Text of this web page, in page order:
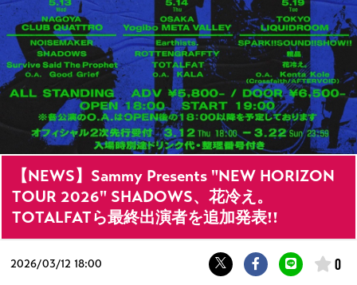
【NEWS】Sammy Presents "NEW HORIZON
TOUR 2026" SHADOWS、花冷え。
TOTALFATら最終出演者を追加発表!!
2026/03/12 18:00 0